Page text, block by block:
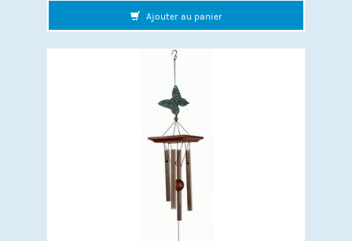
Ajouter au panier